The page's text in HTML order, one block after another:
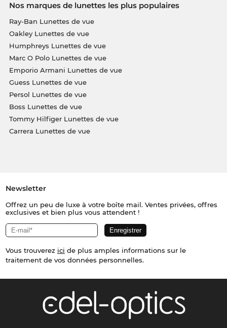
Nos marques de lunettes les plus populaires
Ray-Ban Lunettes de vue
Oakley Lunettes de vue
Humphreys Lunettes de vue
Marc O Polo Lunettes de vue
Emporio Armani Lunettes de vue
Guess Lunettes de vue
Persol Lunettes de vue
Boss Lunettes de vue
Tommy Hilfiger Lunettes de vue
Carrera Lunettes de vue
Newsletter
Offrez un peu de luxe à votre boîte mail. Ventes privées, offres
exclusives et bien plus vous attendent !
Vous trouverez ici de plus amples informations sur le
traitement de vos données personnelles.